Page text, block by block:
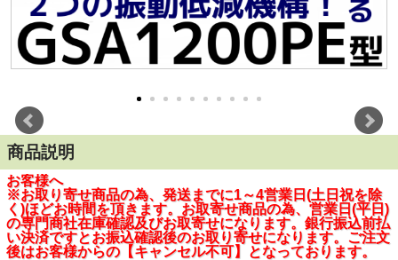
商品説明
お客様へ
※お取り寄せ商品の為、発送までに1～4営業日(土日祝を除
く)ほどお時間を頂きます。お取寄せ商品の為、営業日(平日)
の専門商社在庫確認及びお取寄せになります。銀行振込前払
い決済ですとお振込確認後のお取り寄せになります。ご注文
後はお客様からの【キャンセル不可】となっております。